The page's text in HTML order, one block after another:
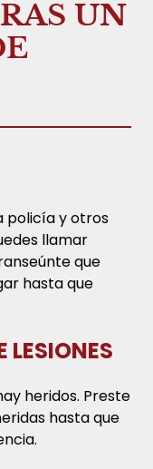
UN
policía y otros
llamar
que
hasta que
LESIONES
heridos. Preste
hasta que